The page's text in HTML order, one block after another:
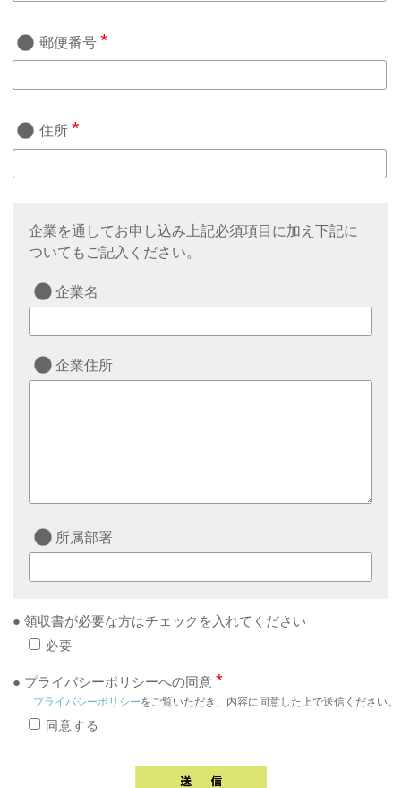
郵便番号 *
住所 *
企業を通してお申し込み上記必須項目に加え下記に
ついてもご記入ください。
企業名
企業住所
所属部署
● 領収書が必要な方はチェックを入れてください
必要
● プライバシーポリシーへの同意 *
プライバシーポリシーをご覧いただき、内容に同意した上で送信ください。
同意する